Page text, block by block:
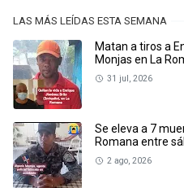
LAS MÁS LEÍDAS ESTA SEMANA
Matan a tiros a
Monjas en La
31 jul, 2026
Se eleva a 7
Romana entre
2 ago, 2026